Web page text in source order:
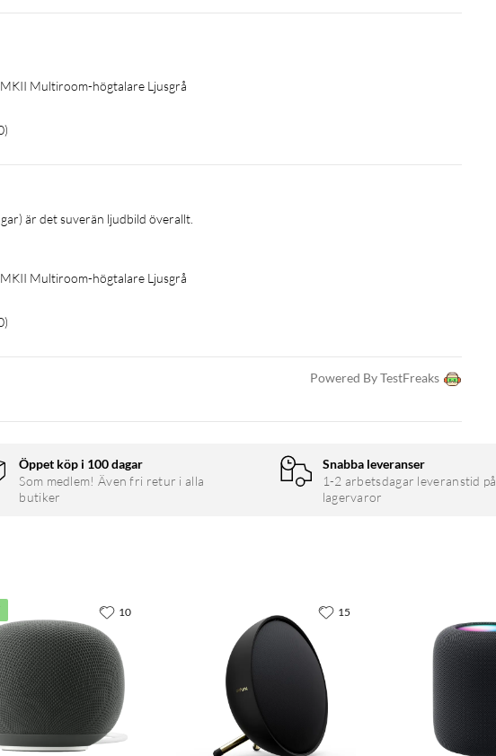
Multiroom-högtalare Ljusgrå
)
är det suverän ljudbild överallt.
Multiroom-högtalare Ljusgrå
)
Powered By TestFreaks
Öppet köp i 100 dagar
Som medlem! Även fri retur i alla
butiker
Snabba leveranser
1-2 arbetsdagar leveranstid på
lagervaror
10 15